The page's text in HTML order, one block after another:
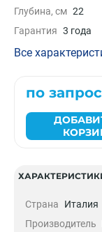
Глубина, см 22
Гарантия 3 года
Все
по
Страна
Италия
Производитель